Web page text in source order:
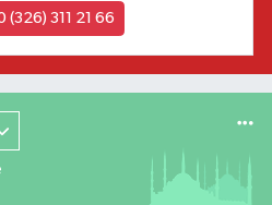
(326) 311 21 66